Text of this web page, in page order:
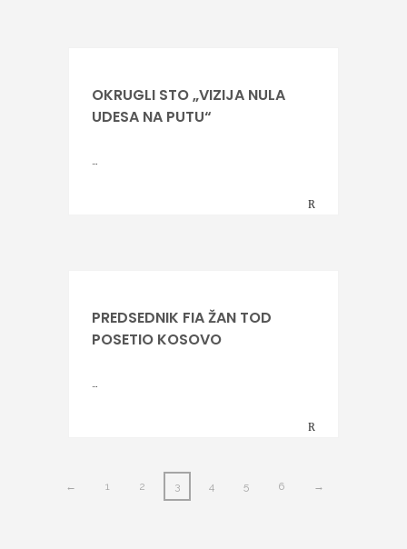
OKRUGLI STO „VIZIJA NULA
UDESA NA PUTU“
PREDSEDNIK FIA ŽAN TOD
POSETIO KOSOVO
← 1 2 3 4 5 6 →